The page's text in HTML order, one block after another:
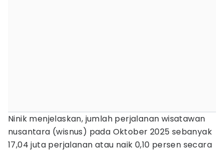
Ninik menjelaskan, jumlah perjalanan wisatawan
nusantara (wisnus) pada Oktober 2025 sebanyak
17,04 juta perjalanan atau naik 0,10 persen secara